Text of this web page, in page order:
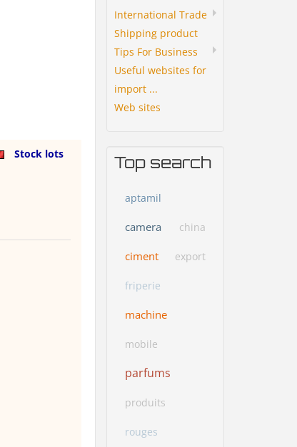
Stock lots
International Trade
Shipping product
Tips For Business
Useful websites for
import ...
Web sites
Top search
aptamil
camera china
ciment export
friperie
machine
mobile
parfums
produits
rouges